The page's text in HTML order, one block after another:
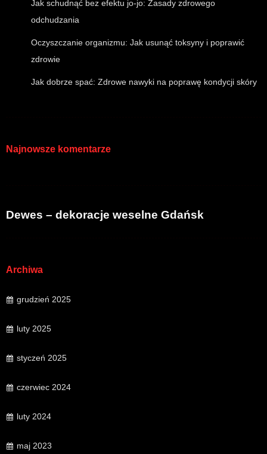
Jak schudnąć bez efektu jo-jo: Zasady zdrowego
odchudzania
Oczyszczanie organizmu: Jak usunąć toksyny i poprawić
zdrowie
Jak dobrze spać: Zdrowe nawyki na poprawę kondycji skóry
Najnowsze komentarze
Dewes – dekoracje weselne Gdańsk
Archiwa
grudzień 2025
luty 2025
styczeń 2025
czerwiec 2024
luty 2024
maj 2023